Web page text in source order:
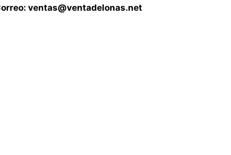
ventas@ventadelonas.net